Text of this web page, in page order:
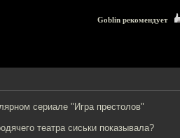
Goblin рекомендует
сериале "Игра престолов"
театра сиськи показывала?